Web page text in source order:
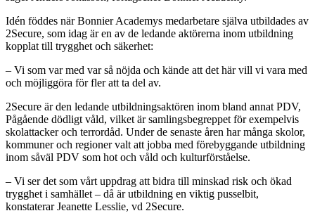
Idén föddes när Bonnier Academys medarbetare själva utbildades av
2Secure, som idag är en av de ledande aktörerna inom utbildning
kopplat till trygghet och säkerhet:
– Vi som var med var så nöjda och kände att det här vill vi vara med
och möjliggöra för fler att ta del av.
2Secure är den ledande utbildningsaktören inom bland annat PDV,
Pågående dödligt våld, vilket är samlingsbegreppet för exempelvis
skolattacker och terrordåd. Under de senaste åren har många skolor,
kommuner och regioner valt att jobba med förebyggande utbildning
inom såväl PDV som hot och våld och kulturförståelse.
– Vi ser det som vårt uppdrag att bidra till minskad risk och ökad
trygghet i samhället – då är utbildning en viktig pusselbit,
konstaterar Jeanette Lesslie, vd 2Secure.